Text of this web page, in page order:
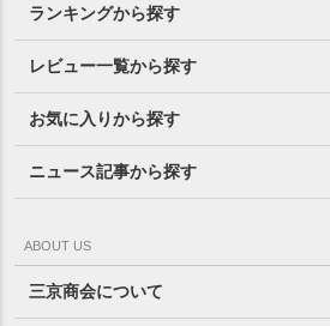
ランキングから探す
レビュー一覧から探す
お気に入りから探す
ニュース記事から探す
ABOUT US
三京商会について